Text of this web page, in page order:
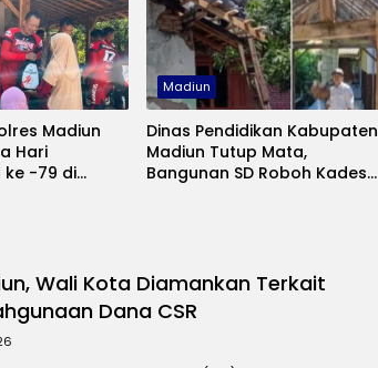
Madiun
Hari
ke -79 di
Madiun
Dinas Pendidikan Kabupaten
Madiun Tutup Mata,
Bangunan SD Roboh Kades
Wali Kota Diamankan Terkait
Dana CSR